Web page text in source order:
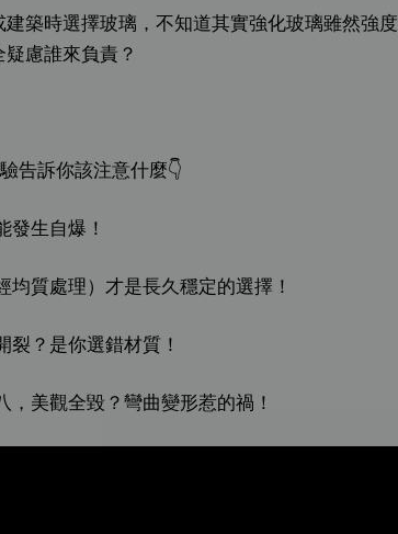
建築時選擇玻璃，不知道其實強化玻璃雖然強
慮誰來負責？
告訴你該注意什麼👇
發生自爆！
均質處理）才是長久穩定的選擇！
裂？是你選錯材質！
，美觀全毀？彎曲變形惹的禍！